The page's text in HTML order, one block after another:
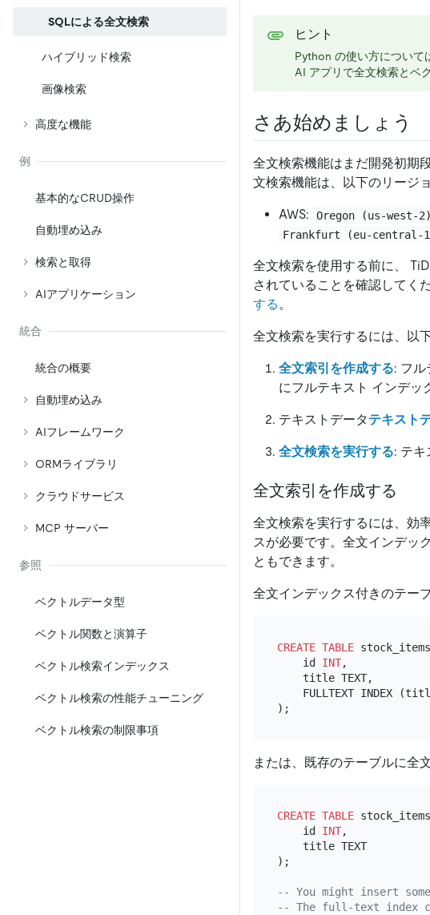
SQLによる全文検索
ハイブリッド検索
画像検索
高度な機能
例
基本的なCRUD操作
自動埋め込み
検索と取得
AIアプリケーション
統合
統合の概要
自動埋め込み
AIフレームワーク
ORMライブラリ
クラウドサービス
MCP サーバー
参照
ベクトルデータ型
ベクトル関数と演算子
ベクトル検索インデックス
ベクトル検索の性能チューニング
ベクトル検索の制限事項
ヒント
Python の使い方について
AI アプリで全文検索とベ
さあ始めましょう
全文検索機能はまだ開発初期
文検索機能は、以下のリージ
AWS: Oregon (us-west-2)
Frankfurt (eu-central-
全文検索を使用する前に、
されていることを確認してく
する。
全文検索を実行するには、以
全文索引を作成する: フ
にフルテキスト インデッ
テキストデータテキスト
全文検索を実行する: テキ
全文索引を作成する
全文検索を実行するには、効
スが必要です。全文インデッ
ともできます。
全文インデックス付きのテー
CREATE TABLE
    id
INT,
    title TEXT,
FULLTEXT INDEX
または、既存のテーブルに全
CREATE TABLE
    id
INT,
    title TEXT
);
-- You might insert
-- The full-text index